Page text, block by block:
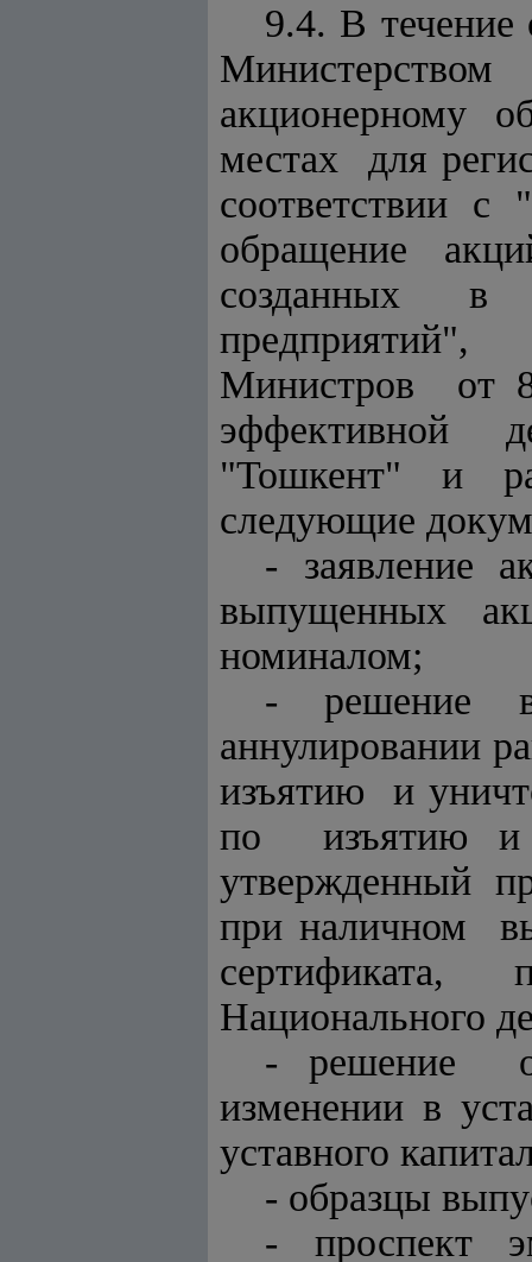
9.4. В
акционерному
местах для
соответствии с "
обращение
созданных в
Министров от
эффективной
"Тошкент" и
следующие
- заявление
выпущенных
номиналом;
- решение
аннулировании
изъятию и
по изъятию и
утвержденный
при наличном
Национального
- решение
изменении в
уставного
- образцы
- проспект